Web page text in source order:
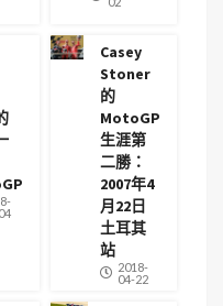
Casey
Stoner
的
MotoGP
生涯第
二勝：
2007年4
月22日
土耳其
站
2018-
04-22